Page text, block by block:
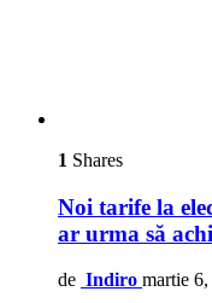
1 Shares
Noi tarife la
ar urma să
de Indiro martie